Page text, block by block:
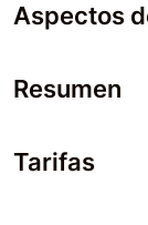
Aspectos
Resumen
Tarifas